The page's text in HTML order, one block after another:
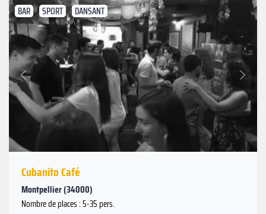
BAR SPORT DANSANT
Précédent
Suivant
Cubanito Café
Montpellier (34000)
Nombre de places : 5-35 pers.